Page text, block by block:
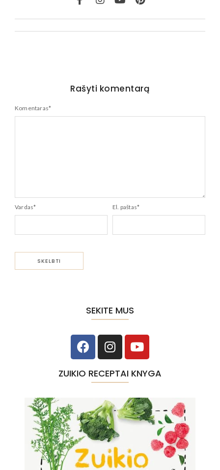
Rašyti komentarą
Komentaras*
Vardas* El. paštas*
SEKITE MUS
ZUIKIO RECEPTAI KNYGA